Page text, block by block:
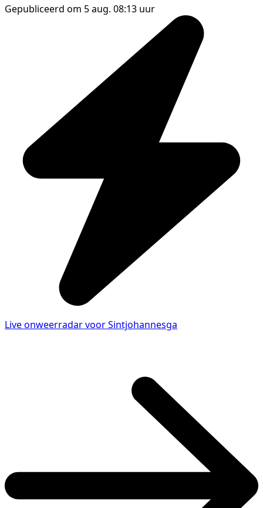
Gepubliceerd om 5 aug. 08:13 uur
Live onweerradar voor Sintjohannesga